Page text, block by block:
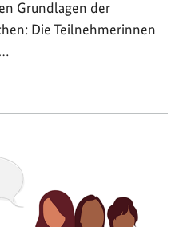
Grundlagen der
Die Teilnehmerinnen